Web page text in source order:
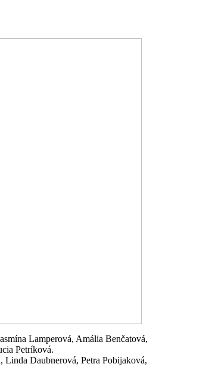
Lamperová, Amália Benčatová,
Petríková.
Daubnerová, Petra Pobijaková,